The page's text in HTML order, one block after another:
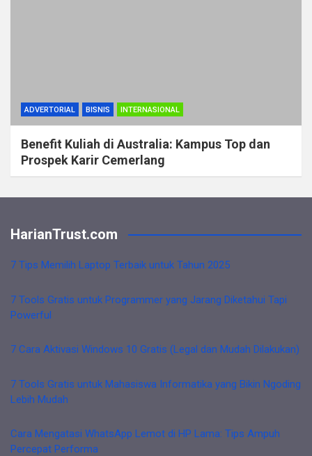
ADVERTORIAL BISNIS INTERNASIONAL
Benefit Kuliah di Australia: Kampus Top dan
Prospek Karir Cemerlang
HarianTrust.com
7 Tips Memilih Laptop Terbaik untuk Tahun 2025
7 Tools Gratis untuk Programmer yang Jarang Diketahui Tapi
Powerful
7 Cara Aktivasi Windows 10 Gratis (Legal dan Mudah Dilakukan)
7 Tools Gratis untuk Mahasiswa Informatika yang Bikin Ngoding
Lebih Mudah
Cara Mengatasi WhatsApp Lemot di HP Lama: Tips Ampuh
Percepat Performa